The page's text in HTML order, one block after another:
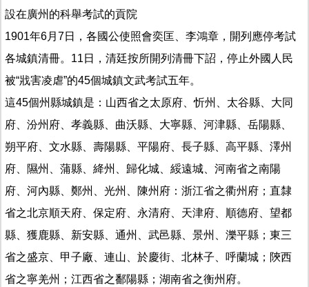
設在廣州的科舉考試的貢院
1901年6月7日，各國公使照會奕匡、李鴻章，開列應停考試
各城鎮清冊。11日，清廷按所開列清冊下詔，停止外國人民
被“戕害凌虐”的45個城鎮文武考試五年。
這45個州縣城鎮是：山西省之太原府、忻州、太谷縣、大同
府、汾州府、孝義縣、曲沃縣、大寧縣、河津縣、岳陽縣、
朔平府、文水縣、壽陽縣、平陽府、長子縣、高平縣、澤州
府、隰州、蒲縣、絳州、歸化城、綏遠城、河南省之南陽
府、河內縣、鄭州、光州、陳州府：浙江省之衢州府；直隸
省之北京順天府、保定府、永清府、天津府、順德府、望都
縣、獲鹿縣、新安縣、通州、武邑縣、景州、濼平縣；東三
省之盛京、甲子廠、連山、於慶街、北林子、呼蘭城；陝西
省之寧羌州；江西省之鄱陽縣；湖南省之衡州府。